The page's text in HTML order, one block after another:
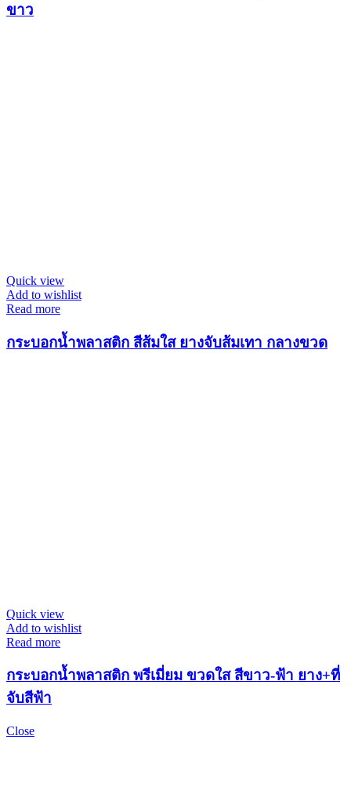
ขาว
Quick view
Add to wishlist
Read more
กระบอกน้ำพลาสติก สีส้มใส ยางจับส้มเทา กลางขวด
Quick view
Add to wishlist
Read more
กระบอกน้ำพลาสติก พรีเมี่ยม ขวดใส สีขาว-ฟ้า ยาง+ที่
จับสีฟ้า
Close